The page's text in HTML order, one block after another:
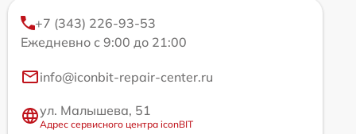
+7 (343) 226-93-53
Ежедневно с 9:00 до 21:00
info@iconbit-repair-center.ru
ул. Малышева, 51
Адрес сервисного центра iconBIT